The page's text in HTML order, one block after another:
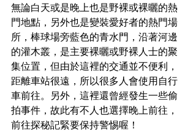
無論白天或是晚上也是野裸或裸曬的熱
門地點，另外也是變裝愛好者的熱門場
所，棒球場旁藍色的青水門，沿著河邊
的灌木叢，是主要裸曬或野裸人士的聚
集位置，但由於這裡的交通並不便利，
距離車站很遠，所以很多人會使用自行
車前往。另外，這裡還曾經發生一些偷
拍事件，故此有不人也選擇晚上前往，
前往探秘記緊要保持警惕喔！